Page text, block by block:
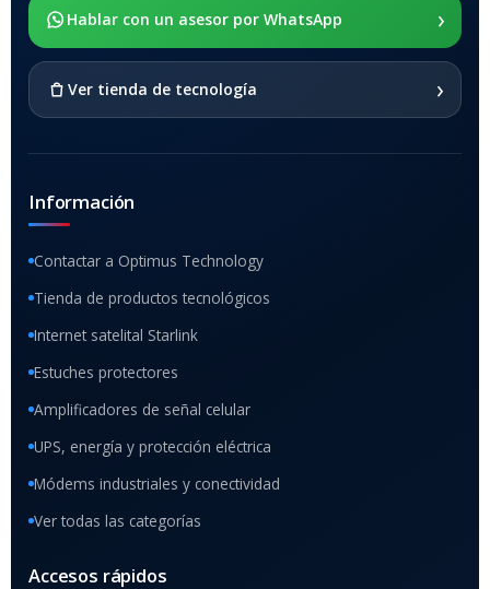
SOPORTE DE APOYO
Hablar con un asesor por WhatsApp ›
Ver tienda de tecnología ›
Información
Contactar a Optimus Technology
Tienda de productos tecnológicos
Internet satelital Starlink
Estuches protectores
Amplificadores de señal celular
UPS, energía y protección eléctrica
Módems industriales y conectividad
Ver todas las categorías
Accesos rápidos